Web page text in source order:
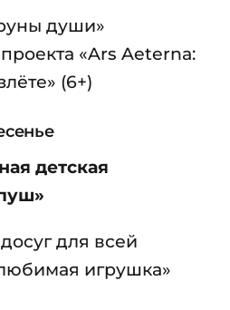
души»
«Ars Aeterna:
(6+)
детская
для всей
игрушка»